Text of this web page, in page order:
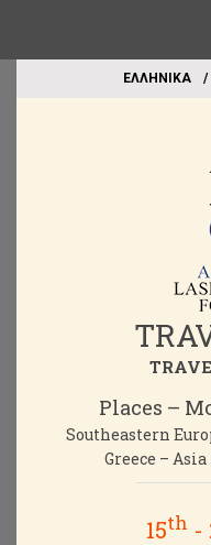
EΛΛΗΝΙΚΑ
Places –
Southeastern
Greece –
15th -